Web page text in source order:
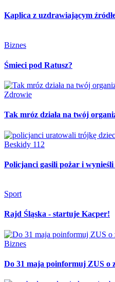
Kaplica z uzdrawiającym
Biznes
Śmieci pod Ratusz?
Zdrowie
Tak mróz działa na twój
Beskidy 112
Policjanci gasili pożar i
Sport
Rajd Śląska - startuje Kacper!
Biznes
Do 31 maja poinformuj ZUS o